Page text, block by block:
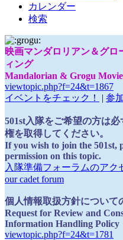
カレンダー
検索
映画マンダロリアン＆グロ
ィング
Mandalorian & Grogu
viewtopic.php?f=24&t=1867
イベントをチェック！
参
501st入隊をご希望の方は
権を取得してください。
If you wish to join the 501st,
permission on this topic.
入隊準備フォーラムのアク
our cadet forum
個人情報取扱方針について
Request for Review and
Information Handling Policy
viewtopic.php?f=24&t=1781